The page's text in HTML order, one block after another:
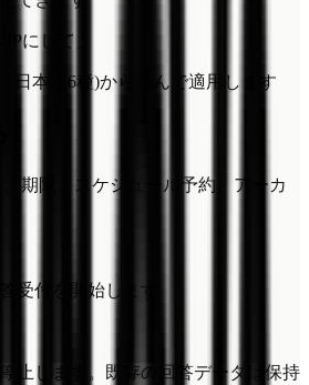
にして」
日本語6種)から選んで適用します
期限、スケジュール予約、アーカ
受付を開始します
止します。既存の回答データは保持